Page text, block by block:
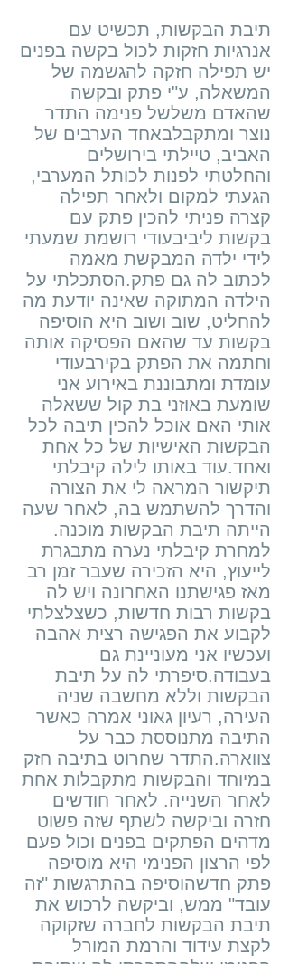
תיבת הבקשות, תכשיט עם
אנרגיות חזקות לכול בקשה בפנים
יש תפילה חזקה להגשמה של
המשאלה, ע"י פתק ובקשה
שהאדם משלשל פנימה התדר
נוצר ומתקבלבאחד הערבים של
האביב, טיילתי בירושלים
והחלטתי לפנות לכותל המערבי,
הגעתי למקום ולאחר תפילה
קצרה פניתי להכין פתק עם
בקשות ליביבעודי רושמת שמעתי
לידי ילדה המבקשת מאמה
לכתוב לה גם פתק.הסתכלתי על
הילדה המתוקה שאינה יודעת מה
להחליט, שוב ושוב היא הוסיפה
בקשות עד שהאם הפסיקה אותה
וחתמה את הפתק בקירבעודי
עומדת ומתבוננת באירוע אני
שומעת באוזני בת קול ששאלה
אותי האם אוכל להכין תיבה לכל
הבקשות האישיות של כל אחת
ואחד.עוד באותו לילה קיבלתי
תיקשור המראה לי את הצורה
והדרך להשתמש בה, לאחר שעה
הייתה תיבת הבקשות מוכנה.
למחרת קיבלתי נערה מתבגרת
לייעוץ, היא הזכירה שעבר זמן רב
מאז פגישתנו האחרונה ויש לה
בקשות רבות חדשות, כשצלצלתי
לקבוע את הפגישה רצית אהבה
ועכשיו אני מעוניינת גם
בעבודה.סיפרתי לה על תיבת
הבקשות וללא מחשבה שניה
העירה, רעיון גאוני אמרה כאשר
התיבה מתנוססת כבר על
צווארה.התדר שחרוט בתיבה חזק
במיוחד והבקשות מתקבלות אחת
לאחר השנייה. לאחר חודשים
חזרה וביקשה לשתף שזה פשוט
מדהים הפתקים בפנים וכול פעם
לפי הרצון הפנימי היא מוסיפה
פתק חדשהוסיפה בהתרגשות "זה
עובד" ממש, וביקשה לרכוש את
תיבת הבקשות לחברה שזקוקה
לקצת עידוד והרמת המורל